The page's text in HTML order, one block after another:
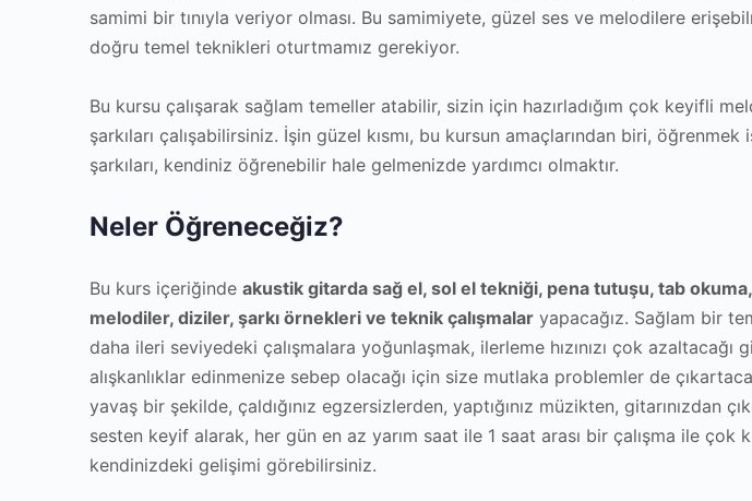
samimi bir tınıyla veriyor olması. Bu samimiyete, güzel ses ve melodilere
doğru temel teknikleri oturtmamız gerekiyor.
Bu kursu çalışarak sağlam temeller atabilir, sizin için hazırladığım çok keyifli
şarkıları çalışabilirsiniz. İşin güzel kısmı, bu kursun amaçlarından biri, öğrenmek
şarkıları, kendiniz öğrenebilir hale gelmenizde yardımcı olmaktır.
Neler Öğreneceğiz?
Bu kurs içeriğinde akustik gitarda sağ el, sol el tekniği, pena tutuşu, tab
melodiler, diziler, şarkı örnekleri ve teknik çalışmalar yapacağız. Sağlam bir
daha ileri seviyedeki çalışmalara yoğunlaşmak, ilerleme hızınızı çok azaltacağı
alışkanlıklar edinmenize sebep olacağı için size mutlaka problemler de
yavaş bir şekilde, çaldığınız egzersizlerden, yaptığınız müzikten, gitarınızdan
sesten keyif alarak, her gün en az yarım saat ile 1 saat arası bir çalışma ile çok
kendinizdeki gelişimi görebilirsiniz.